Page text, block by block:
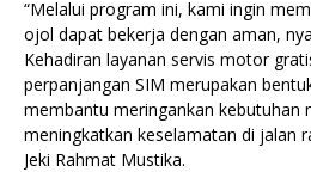
“Melalui program ini, kami ingin
ojol dapat bekerja dengan aman,
Kehadiran layanan servis motor
perpanjangan SIM merupakan
membantu meringankan kebutuhan
meningkatkan keselamatan di jalan
Jeki Rahmat Mustika.